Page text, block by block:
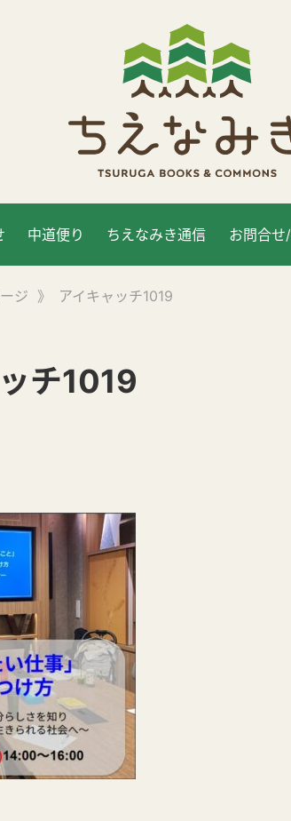
中道便り ちえなみき通信 お問合せ
ジ 》 アイキャッチ1019
チ1019